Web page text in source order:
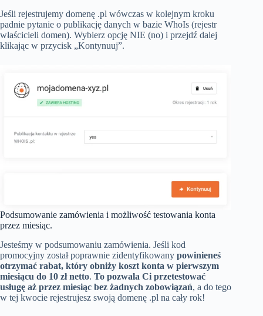
Jeśli rejestrujemy domenę .pl wówczas w kolejnym kroku
padnie pytanie o publikację danych w bazie WhoIs (rejestr
właścicieli domen). Wybierz opcję NIE (no) i przejdź dalej
klikając w przycisk „Kontynuuj”.
Podsumowanie zamówienia i możliwość testowania konta
przez miesiąc.
Jesteśmy w podsumowaniu zamówienia. Jeśli kod
promocyjny został poprawnie zidentyfikowany powinieneś
otrzymać rabat, który obniży koszt konta w pierwszym
miesiącu do 10 zł netto. To pozwala Ci przetestować
usługę aż przez miesiąc bez żadnych zobowiązań, a do tego
w tej kwocie rejestrujesz swoją domenę .pl na cały rok!